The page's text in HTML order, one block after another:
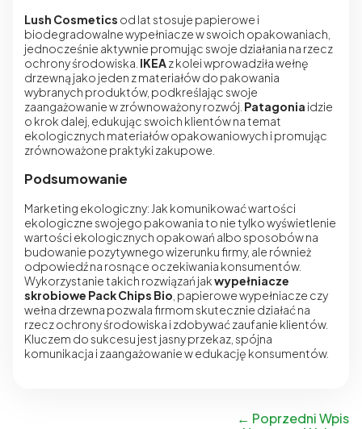
Lush Cosmetics od lat stosuje papierowe i
biodegradowalne wypełniacze w swoich opakowaniach,
jednocześnie aktywnie promując swoje działania na rzecz
ochrony środowiska. IKEAz kolei wprowadziła wełnę
drzewną jako jeden z materiałów do pakowania
wybranych produktów, podkreślając swoje
zaangażowanie w zrównoważony rozwój. Patagonia idzie
o krok dalej, edukując swoich klientów na temat
ekologicznych materiałów opakowaniowych i promując
zrównoważone praktyki zakupowe.
Podsumowanie
Marketing ekologiczny: Jak komunikować wartości
ekologiczne swojego pakowania to nie tylko wyświetlenie
wartości ekologicznych opakowań albo sposobów na
budowanie pozytywnego wizerunku firmy, ale również
odpowiedź na rosnące oczekiwania konsumentów.
Wykorzystanie takich rozwiązań jakwypełniacze
skrobiowe Pack Chips Bio , papierowe wypełniacze czy
wełna drzewna pozwala firmom skutecznie działać na
rzecz ochrony środowiska i zdobywać zaufanie klientów.
Kluczem do sukcesu jest jasny przekaz, spójna
komunikacja i zaangażowanie w edukację konsumentów.
← Poprzedni Wpis